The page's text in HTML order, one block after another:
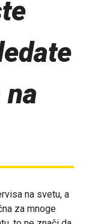
na svetu, a
za mnoge